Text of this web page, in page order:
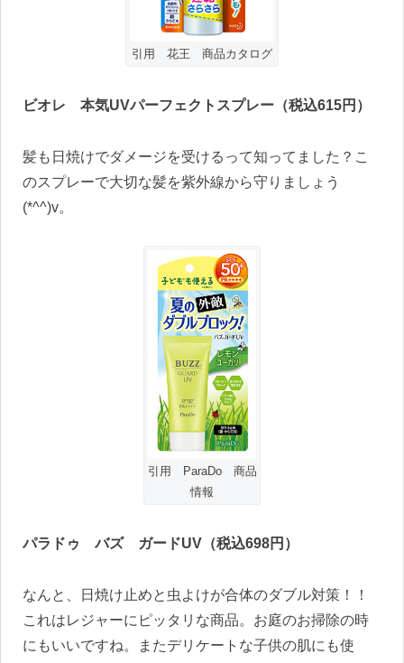
引用 花王 商品カタログ
ビオレ 本気UVパーフェクトスプレー（税込615円）
髪も日焼けでダメージを受けるって知ってました？こ
のスプレーで大切な髪を紫外線から守りましょう
(*^^)v。
引用 ParaDo 商品
情報
パラドゥ バズ ガードUV （税込698円）
なんと、日焼け止めと虫よけが合体のダブル対策！！
これはレジャーにピッタリな商品。お庭のお掃除の時
にもいいですね。またデリケートな子供の肌にも使